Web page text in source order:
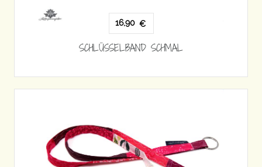
16,90 €
SCHLÜSSELBAND SCHMAL